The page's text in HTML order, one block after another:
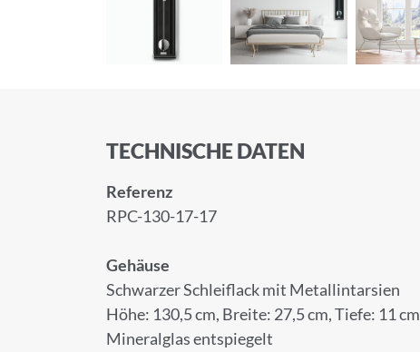
TECHNISCHE DATEN
Referenz
RPC-130-17-17
Gehäuse
Schwarzer Schleiflack mit Metallintarsien
Höhe: 130,5 cm, Breite: 27,5 cm, Tiefe: 11 cm
Mineralglas entspiegelt